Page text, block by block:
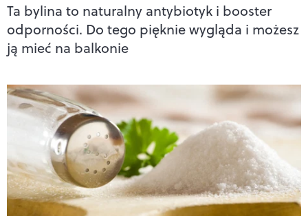
Ta bylina to naturalny antybiotyk i booster
odporności. Do tego pięknie wygląda i możesz
ją mieć na balkonie